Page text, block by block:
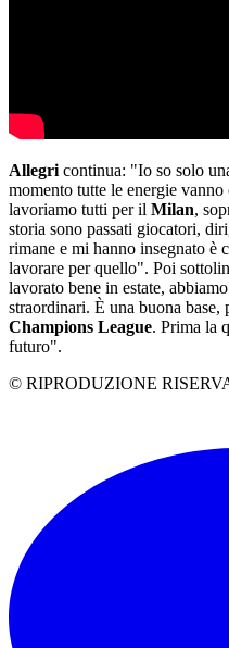
Allegri continua: "Io so solo
momento tutte le energie
lavoriamo tutti per il Milan,
storia sono passati giocatori,
rimane e mi hanno insegnato è
lavorare per quello". Poi
lavorato bene in estate,
straordinari. È una buona
Champions League. Prima la
futuro".
© RIPRODUZIONE